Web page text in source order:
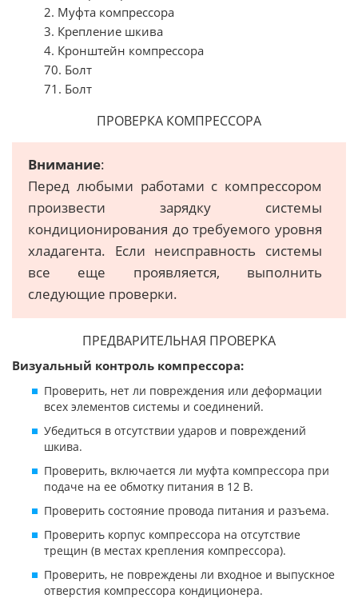
2. Муфта компрессора
3. Крепление шкива
4. Кронштейн компрессора
70. Болт
71. Болт
ПРОВЕРКА КОМПРЕССОРА
Внимание:
Перед любыми работами с компрессором
произвести зарядку системы
кондиционирования до требуемого уровня
хладагента. Если неисправность системы
все еще проявляется, выполнить
следующие проверки.
ПРЕДВАРИТЕЛЬНАЯ ПРОВЕРКА
Визуальный контроль компрессора:
Проверить, нет ли повреждения или деформации
всех элементов системы и соединений.
Убедиться в отсутствии ударов и повреждений
шкива.
Проверить, включается ли муфта компрессора при
подаче на ее обмотку питания в 12 В.
Проверить состояние провода питания и разъема.
Проверить корпус компрессора на отсутствие
трещин (в местах крепления компрессора).
Проверить, не повреждены ли входное и выпускное
отверстия компрессора кондиционера.